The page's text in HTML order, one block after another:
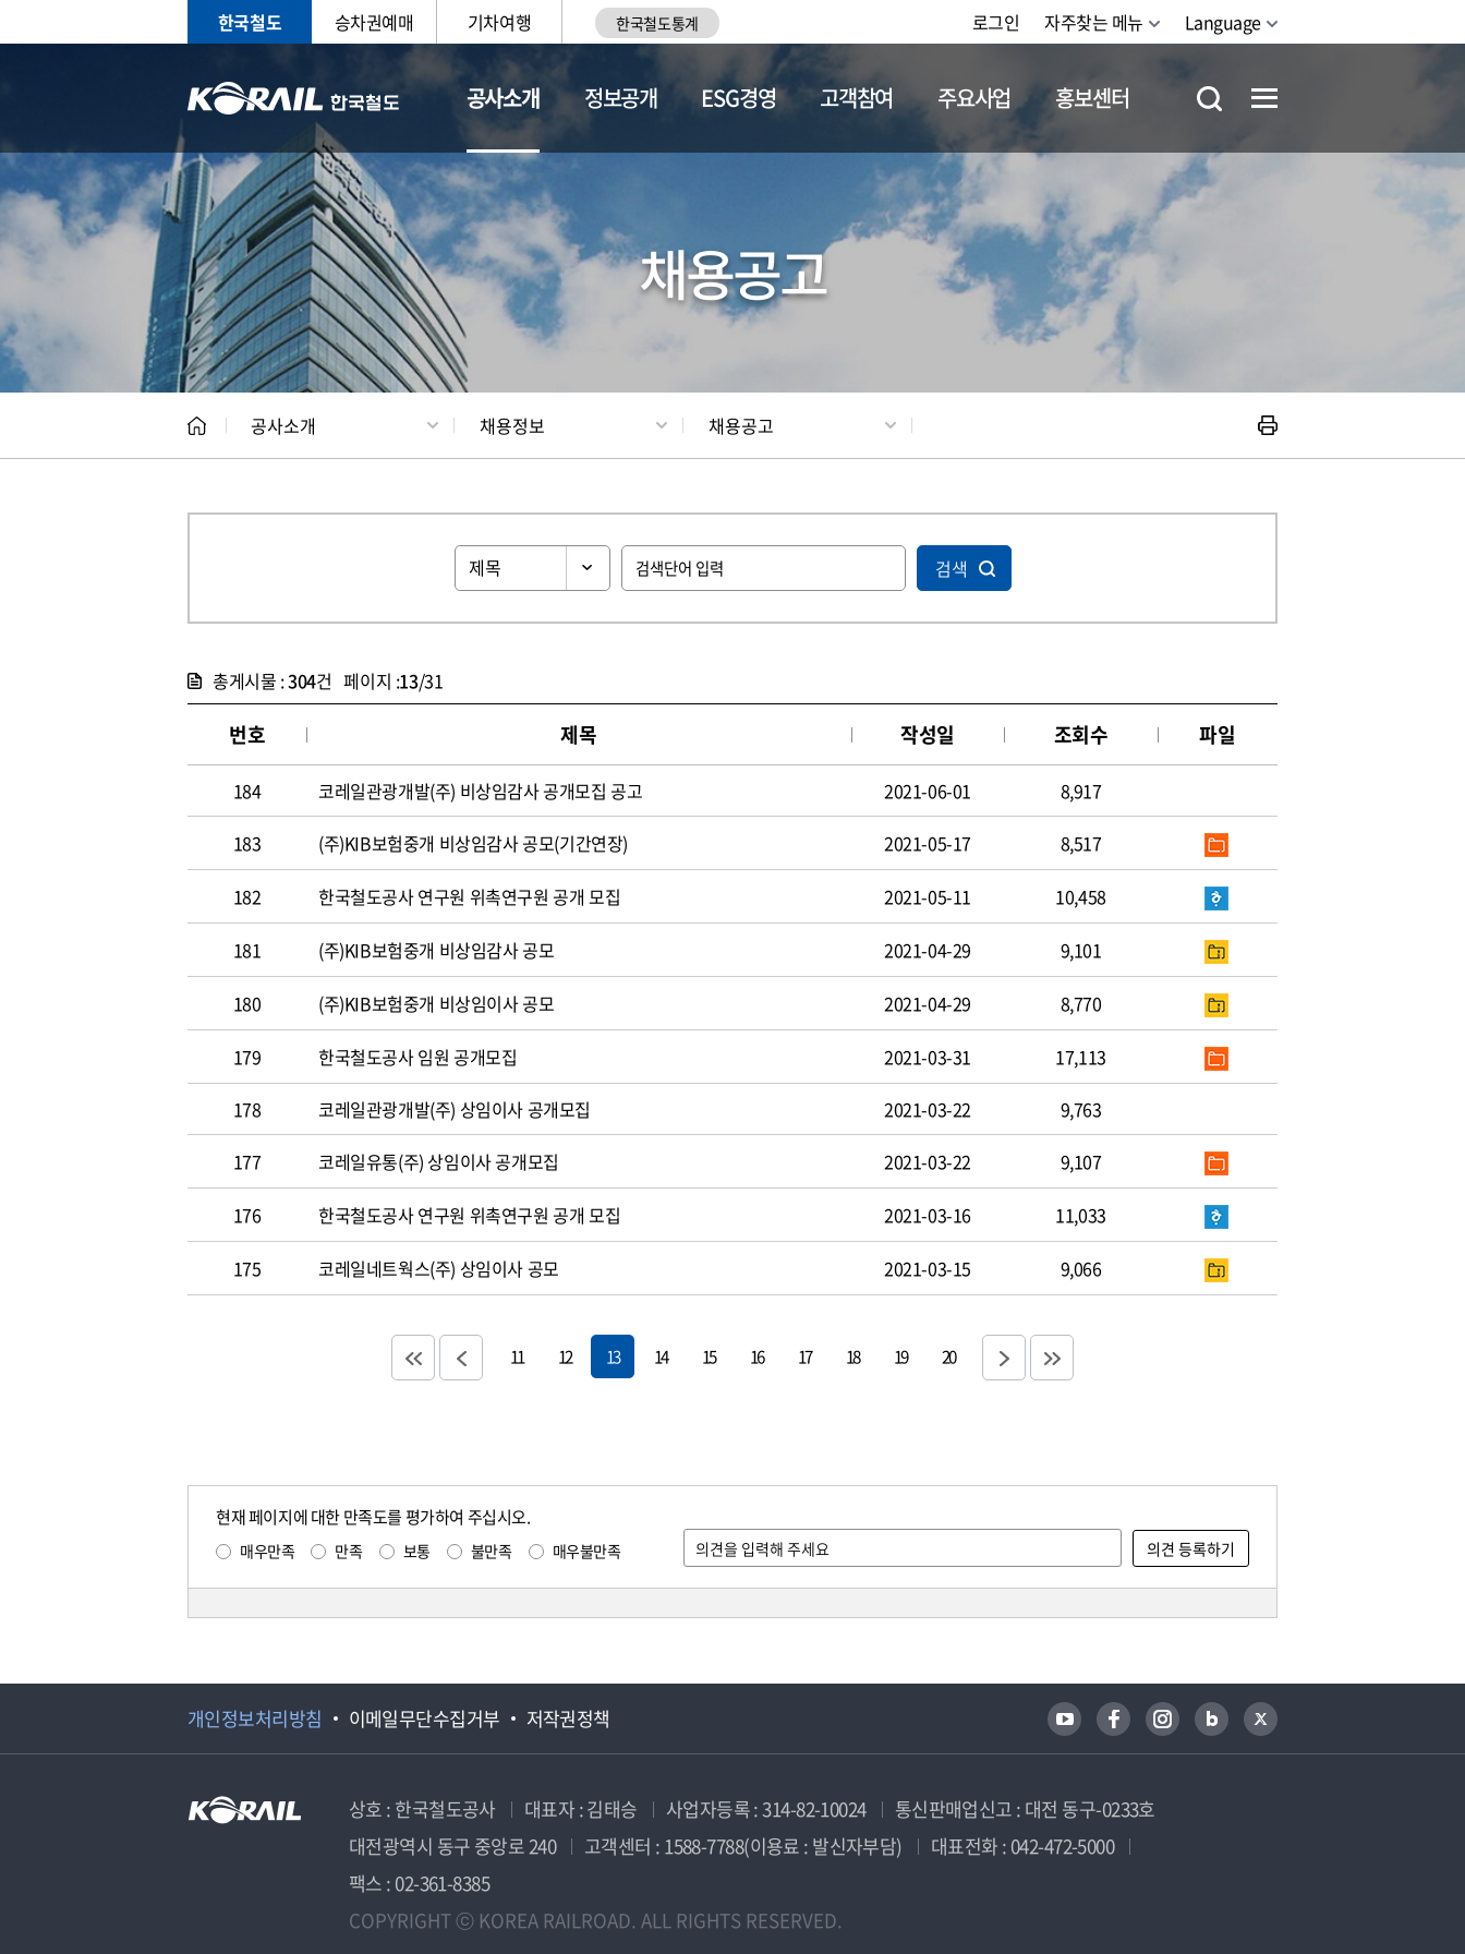
한국철도 승차권예매 기차여행 한국철도통계 로그인 자주찾는 메뉴 Language
공사소개
CEO 일반현황 채용정보
정보공개 ESG경영 고객참여 주요사업 홍보센터
채용공고
공사소개 채용정보 채용공고
검색
총게시물 :304건 페이지 :13/31
번호 제목 작성일 조회수 파일
184 코레일관광개발(주) 비상임감사 공개모집 공고 2021-06-01
8,917
183
(주)KIB보험중개 비상임감사 공모(기간연장) 2021-05-17 8,517
182 한국철도공사 연구원 위촉연구원 공개 모집 2021-05-11 10,458
181 (주)KIB보험중개 비상임감사 공모 2021-04-29 9,101
180 (주)KIB보험중개 비상임이사 공모 2021-04-29 8,770
179 한국철도공사 임원 공개모집 2021-03-31
17,113
178
코레일관광개발(주) 상임이사 공개모집 2021-03-22
9,763
177
코레일유통(주) 상임이사 공개모집 2021-03-22 9,107
176 한국철도공사 연구원 위촉연구원 공개 모집 2021-03-16 11,033
175 코레일네트웍스(주) 상임이사 공모 2021-03-15 9,066
11 12 13 14 15 16 17 18 19 20
현재 페이지에 대한 만족도를 평가하여 주십시오.
매우만족 만족 보통 불만족 매우불만족
개인정보처리방침 이메일무단수집거부 저작권정책
상호 : 한국철도공사 대표자 : 김태승 사업자등록 : 314-82-10024
통신판매업신고 : 대전 동구-0233호
대전광역시 동구 중앙로 240
고객센터 : 1588-7788(이용료 : 발신자부담)
대표전화 : 042-472-5000
팩스 : 02-361-8385
COPYRIGHT ⓒ KOREA RAILROAD. ALL RIGHTS RESERVED.